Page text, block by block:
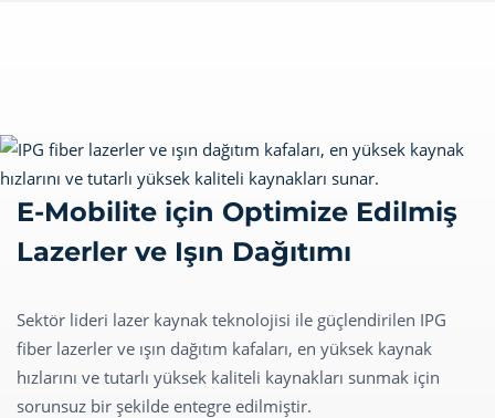
E-Mobilite için Optimize Edilmiş
Lazerler ve Işın Dağıtımı
Sektör lideri lazer kaynak teknolojisi ile güçlendirilen IPG
fiber lazerler ve ışın dağıtım kafaları, en yüksek kaynak
hızlarını ve tutarlı yüksek kaliteli kaynakları sunmak için
sorunsuz bir şekilde entegre edilmiştir.